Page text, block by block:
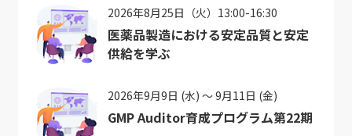
2026年8月25日（火）13:00-16:30
医薬品製造における安定品質と安定
供給を学ぶ
2026年9月9日 (水) ～ 9月11日 (金)
GMP Auditor育成プログラム第22期